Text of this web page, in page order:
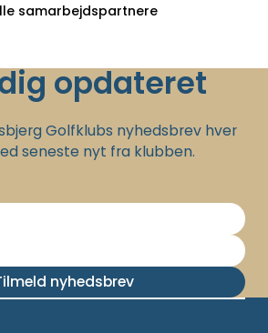
samarbejdspartnere
opdateret
Golfklubs nyhedsbrev hver
seneste nyt fra klubben.
nyhedsbrev